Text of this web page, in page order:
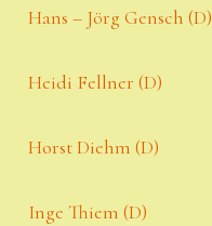
Hans – Jörg Gensch (D)
Heidi Fellner (D)
Horst Diehm (D)
Inge Thiem (D)